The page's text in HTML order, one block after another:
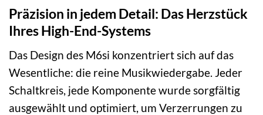
Präzision in jedem Detail: Das Herzstück
Ihres High-End-Systems
Das Design des M6si konzentriert sich auf das
Wesentliche: die reine Musikwiedergabe. Jeder
Schaltkreis, jede Komponente wurde sorgfältig
ausgewählt und optimiert, um Verzerrungen zu